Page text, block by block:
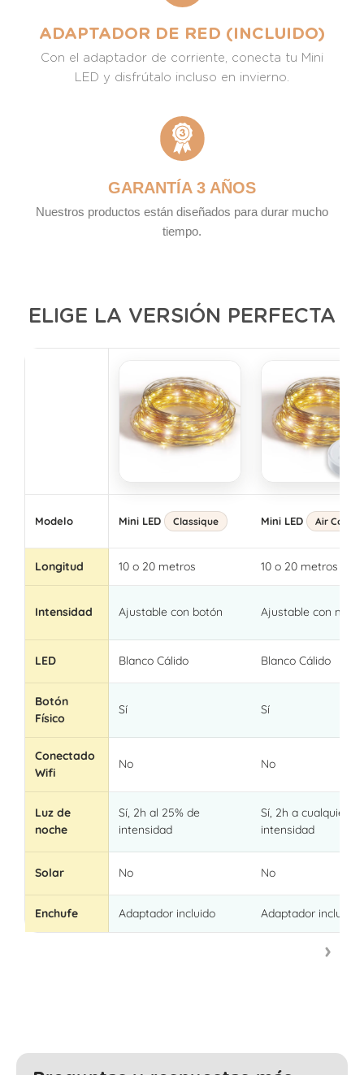
ADAPTADOR DE RED (INCLUIDO)
Con el adaptador de corriente, conecta tu Mini
LED y disfrútalo incluso en invierno.
GARANTÍA 3 AÑOS
Nuestros productos están diseñados para durar mucho
tiempo.
ELIGE LA VERSIÓN PERFECTA
Modelo Mini LED Classique Mini LED Air Control
Longitud 10 o 20 metros 10 o 20 metros
Intensidad Ajustable con botón Ajustable con
LED Blanco Cálido Blanco Cálido
Botón
Físico
Sí Sí
Conectado
Wifi
No No
Luz de
noche
Sí, 2h al 25% de
intensidad
Sí, 2h a cualquier
intensidad
Solar No No
Enchufe Adaptador incluido Adaptador incluido